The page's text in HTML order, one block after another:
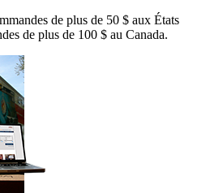
de plus de 50 $ aux États
de plus de 100 $ au Canada.